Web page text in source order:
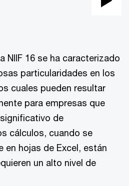
NIIF 16 se ha caracterizado
particularidades en los
cuales pueden resultar
para empresas que
de
cálculos, cuando se
en hojas de Excel, están
un alto nivel de